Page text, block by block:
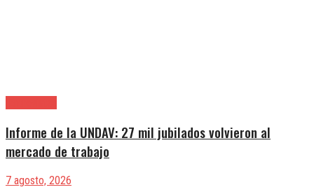
Informe de la UNDAV: 27 mil jubilados volvieron al
mercado de trabajo
7 agosto, 2026